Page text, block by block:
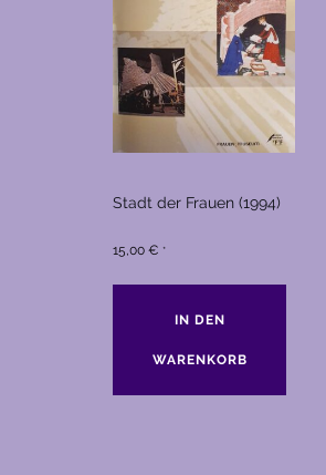
Stadt der Frauen (1994)
15,00 € *
IN DEN
WARENKORB